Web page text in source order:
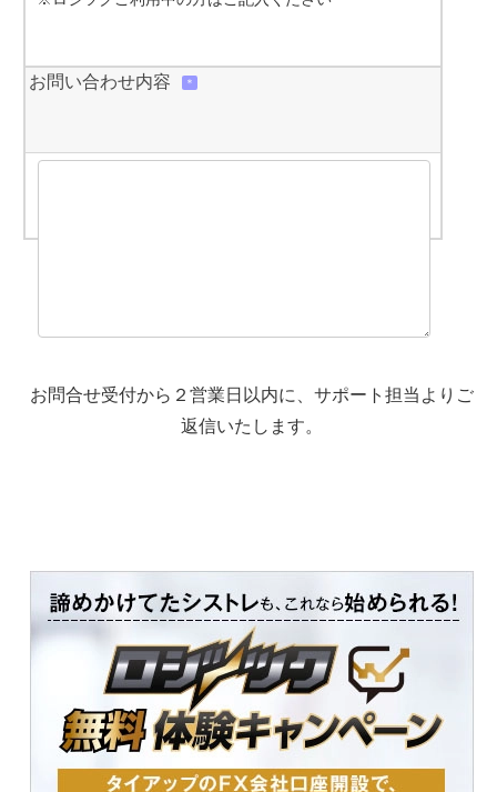
お問い合わせ内容 ＊
お問合せ受付から２営業日以内に、サポート担当よりご
返信いたします。